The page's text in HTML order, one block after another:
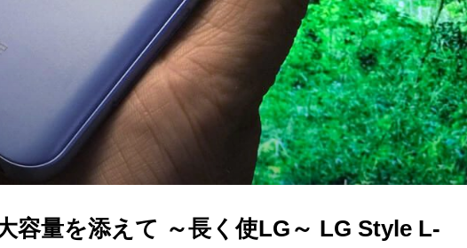
容量を添えて ～長く使LG～ LG Style L-